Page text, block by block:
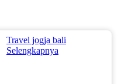
Travel jogja bali
Selengkapnya